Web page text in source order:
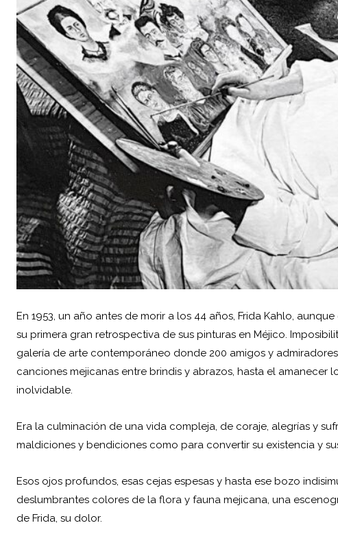
En 1953, un año antes de morir a los 44 años, Frida Kahlo,
su primera gran retrospectiva de sus pinturas en Méjico.
galería de arte contemporáneo donde 200 amigos y
canciones mejicanas entre brindis y abrazos, hasta el
inolvidable.
Era la culminación de una vida compleja, de coraje, alegrías y
maldiciones y bendiciones como para convertir su existencia y
Esos ojos profundos, esas cejas espesas y hasta ese bozo
deslumbrantes colores de la flora y fauna mejicana, una
de Frida, su dolor.